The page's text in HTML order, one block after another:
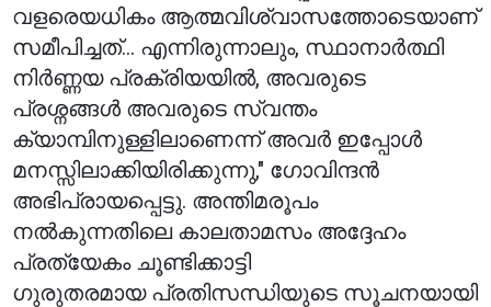
വളരെയധികം ആത്മവിശ്വാസത്തോടെയാണ്
സമീപിച്ചത്... എന്നിരുന്നാലും, സ്ഥാനാർത്ഥി
നിർണ്ണയ പ്രക്രിയയിൽ, അവരുടെ
പ്രശ്നങ്ങൾ അവരുടെ സ്വന്തം
ക്യാമ്പിനുള്ളിലാണെന്ന് അവർ ഇപ്പോൾ
മനസ്സിലാക്കിയിരിക്കുന്നു," ഗോവിന്ദൻ
അഭിപ്രായപ്പെട്ടു. അന്തിമരൂപം
നൽകുന്നതിലെ കാലതാമസം അദ്ദേഹം
പ്രത്യേകം ചൂണ്ടിക്കാട്ടി
ഗുരുതരമായ പ്രതിസന്ധിയുടെ സൂചനയായി